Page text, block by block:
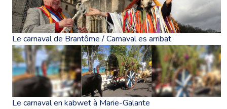
Le carnaval de Brantôme / Carnaval es arribat
Le carnaval en kabwet à Marie-Galante